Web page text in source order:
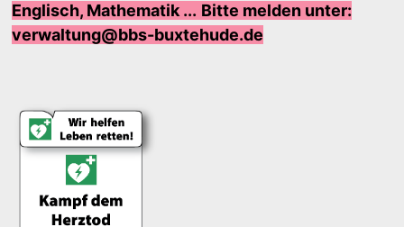
Englisch, Mathematik ... Bitte melden unter:
verwaltung@bbs-buxtehude.de